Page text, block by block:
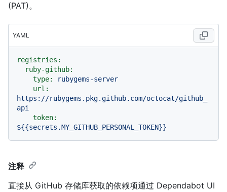
(PAT)。
YAML
registries:
ruby-github:
type:
rubygems-server
url:
https://rubygems.pkg.github.com/octocat/github_
api
token:
${{secrets.MY_GITHUB_PERSONAL_TOKEN}}
注释
直接从 GitHub 存储库获取的依赖项通过 Dependabot UI